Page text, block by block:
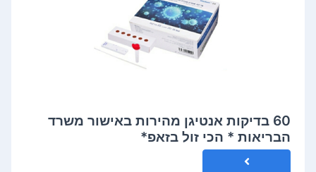
60 בדיקות אנטיגן מהירות באישור משרד
הבריאות * הכי זול בזאפ*